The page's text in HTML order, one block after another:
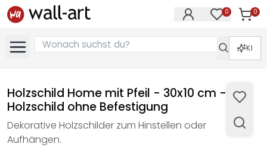
0 0
KI
Holzschild Home mit Pfeil - 30x10 cm -
Holzschild ohne Befestigung
Dekorative Holzschilder zum Hinstellen oder
Aufhängen.